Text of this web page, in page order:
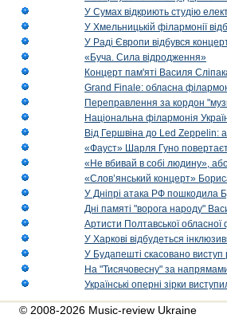
У Сумах відкриють студію
У Хмельницькій філармонії
У Раді Європи відбувся
«Буча. Сила відродження»
Концерт пам'яті Василя
Grand Finale: обласна
Переправлення за кордон
Національна філармонія
Від Гершвіна до Led Zeppelin:
«Фауст» Шарля Гуно
«Не вбивай в собі людину»,
«Слов’янський концерт»
У Дніпрі атака РФ пошкодила
Дні памяті "ворога народу"
Артисти Полтавської обласної
У Харкові відбудеться
У Будапешті скасовано виступ
На "Тисячовесну" за
Українські оперні зірки
© 2008-2026 Music-review Ukraine